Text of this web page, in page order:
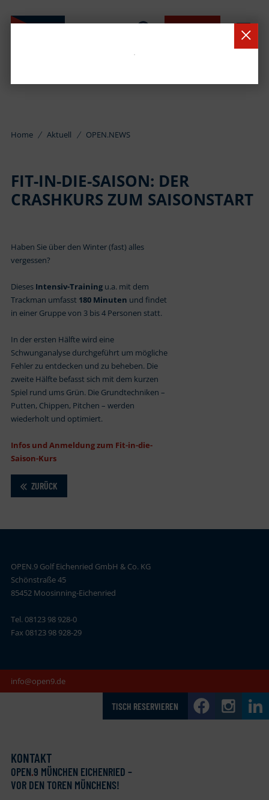
Home Aktuell OPEN.NEWS
FIT-IN-DIE-SAISON: DER
CRASHKURS ZUM SAISONSTART
Haben Sie über den Winter (fast) alles
vergessen?
Dieses Intensiv-Trainingu.a. mit dem
Trackman umfasst 180 Minuten und findet
in einer Gruppe von 3 bis 4 Personen statt.
In der ersten Hälfte wird eine
Schwunganalyse durchgeführt um mögliche
Fehler zu entdecken und zu beheben. Die
zweite Hälfte befasst sich mit dem kurzen
Spiel rund ums Grün. Die Grundtechniken –
Putten, Chippen, Pitchen – werden
wiederholt und optimiert.
Infos und Anmeldung zum Fit-in-die-
Saison-Kurs
ZURÜCK
OPEN.9 Golf Eichenried GmbH & Co. KG
Schönstraße 45
85452 Moosinning-Eichenried
Tel. 08123 98 928-0
Fax 08123 98 928-29
info@open9.de
TISCH RESERVIEREN
KONTAKT
OPEN.9 MÜNCHEN EICHENRIED –
VOR DEN TOREN MÜNCHENS!